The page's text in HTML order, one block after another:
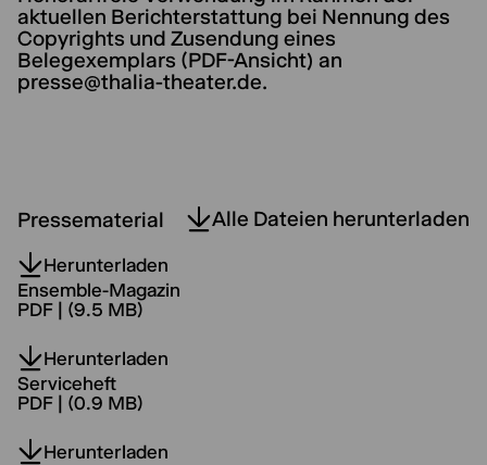
aktuellen Berichterstattung bei Nennung des
Copyrights und Zusendung eines
Belegexemplars (PDF-Ansicht) an
presse@thalia-theater.de.
Pressematerial Alle Dateien herunterladen
Herunterladen
Ensemble-Magazin
PDF | (9.5 MB)
Herunterladen
Serviceheft
PDF | (0.9 MB)
Herunterladen